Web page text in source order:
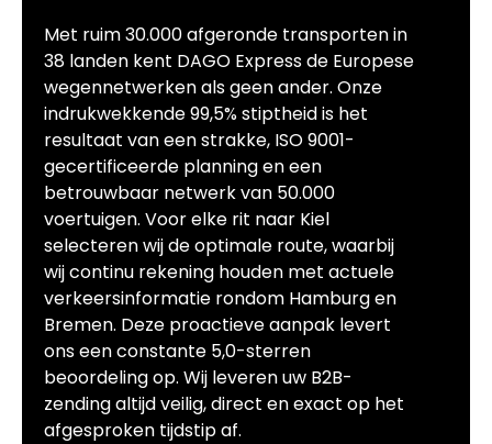
Met ruim 30.000 afgeronde transporten in
38 landen kent DAGO Express de Europese
wegennetwerken als geen ander. Onze
indrukwekkende 99,5% stiptheid is het
resultaat van een strakke, ISO 9001-
gecertificeerde planning en een
betrouwbaar netwerk van 50.000
voertuigen. Voor elke rit naar Kiel
selecteren wij de optimale route, waarbij
wij continu rekening houden met actuele
verkeersinformatie rondom Hamburg en
Bremen. Deze proactieve aanpak levert
ons een constante 5,0-sterren
beoordeling op. Wij leveren uw B2B-
zending altijd veilig, direct en exact op het
afgesproken tijdstip af.